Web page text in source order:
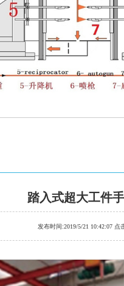
踏入式超大工件
发布时间:2019/5/21 10:42:07 点